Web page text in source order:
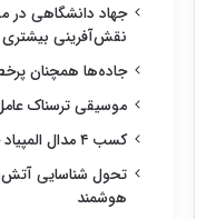
جهاد دانشگاهی در
نقش‌آفرینی بیشتری
جاده‌ها همچنان
موسیقی ترسناک
کسب ۴ مدال المپیاد جهانی هوش مصنوعی برای ایران
تحول شناسایی
هوشمند